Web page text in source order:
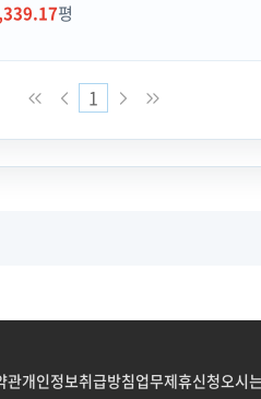
평
1
관개인정보취급방침업무제휴신청오시